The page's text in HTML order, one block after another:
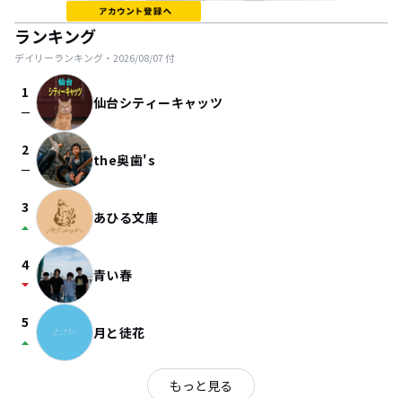
ランキング
デイリーランキング・ 2026/08/07付
1
check_indeterminate_small 仙台シティーキャッツ
2
check_indeterminate_small the奥歯's
3
arrow_drop_up あひる文庫
4
arrow_drop_down 青い春
5
arrow_drop_up 月と徒花
もっと見る